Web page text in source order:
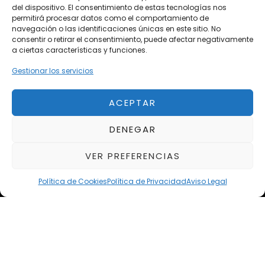
del dispositivo. El consentimiento de estas tecnologías nos
permitirá procesar datos como el comportamiento de
navegación o las identificaciones únicas en este sitio. No
consentir o retirar el consentimiento, puede afectar negativamente
a ciertas características y funciones.
Gestionar los servicios
ACEPTAR
DENEGAR
VER PREFERENCIAS
Política de CookiesPolítica de PrivacidadAviso Legal
Próximos
Eclipse by SELECTO
Del 12/08/2026 al 12/08/2026
Del 02/10/2026 al 05/10/2026
Del 02/10/2026 al 05/10/2026